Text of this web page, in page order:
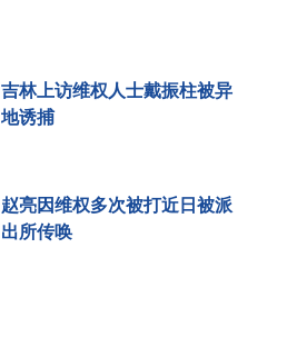
吉林上访维权人士戴振柱被异
地诱捕
赵亮因维权多次被打近日被派
出所传唤